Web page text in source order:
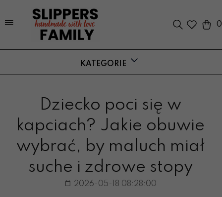
0
KATEGORIE
Dziecko poci się w
kapciach? Jakie obuwie
wybrać, by maluch miał
suche i zdrowe stopy
2026-05-18 08:28:00